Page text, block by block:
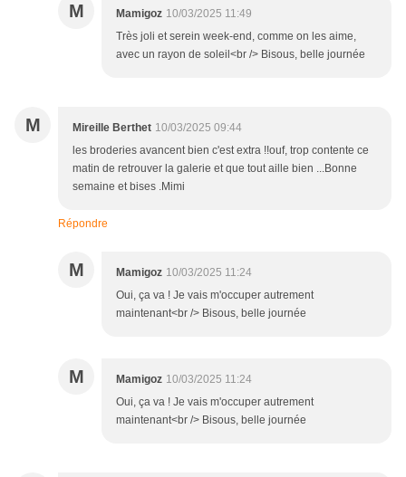
M Mamigoz 10/03/2025 11:49
Très joli et serein week-end, comme on les aime,
avec un rayon de soleil<br /> Bisous, belle journée
M Mireille Berthet 10/03/2025 09:44
les broderies avancent bien c'est extra !!ouf, trop contente ce
matin de retrouver la galerie et que tout aille bien ...Bonne
semaine et bises .Mimi
Répondre
M Mamigoz 10/03/2025 11:24
Oui, ça va ! Je vais m'occuper autrement
maintenant<br /> Bisous, belle journée
M Mamigoz 10/03/2025 11:24
Oui, ça va ! Je vais m'occuper autrement
maintenant<br /> Bisous, belle journée